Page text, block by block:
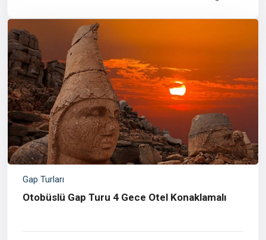
Gap Turları
Otobüslü Gap Turu 4 Gece Otel Konaklamalı